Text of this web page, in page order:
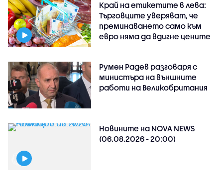
Край на етикетите в лева:
Търговците уверяват, че
преминаването само към
евро няма да вдигне цените
Румен Радев разговаря с
министъра на външните
работи на Великобритания
Новините на NOVA NEWS
(06.08.2026 - 20:00)